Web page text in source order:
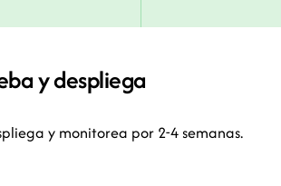
y despliega
y monitorea por 2-4 semanas.